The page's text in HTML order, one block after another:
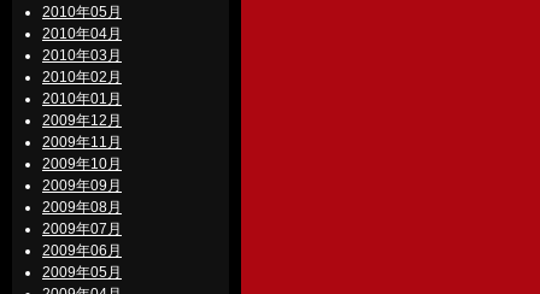
2010年05月
2010年04月
2010年03月
2010年02月
2010年01月
2009年12月
2009年11月
2009年10月
2009年09月
2009年08月
2009年07月
2009年06月
2009年05月